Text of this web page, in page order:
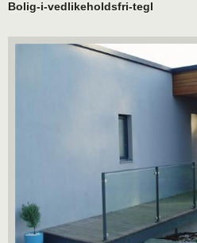
Bolig-i-vedlikeholdsfri-tegl